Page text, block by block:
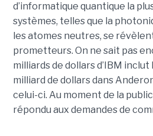
d’informatique quantique la
systèmes, telles que la
les atomes neutres, se
prometteurs. On ne sait pas
milliards de dollars d’IBM inclut
milliard de dollars dans Anderon
celui-ci. Au moment de la
répondu aux demandes de